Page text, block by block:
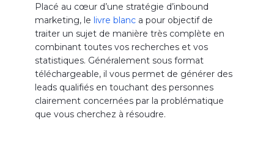
Placé au cœur d’une stratégie d’inbound
marketing, le livre blanca pour objectif de
traiter un sujet de manière très complète en
combinant toutes vos recherches et vos
statistiques. Généralement sous format
téléchargeable, il vous permet de générer des
leads qualifiés en touchant des personnes
clairement concernées par la problématique
que vous cherchez à résoudre.